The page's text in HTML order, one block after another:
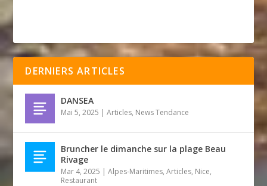
DERNIERS ARTICLES
DANSEA
Mai 5, 2025 |Articles, News Tendance
Bruncher le dimanche sur la plage Beau
Rivage
Mar 4, 2025 |Alpes-Maritimes,Articles, Nice,
Restaurant